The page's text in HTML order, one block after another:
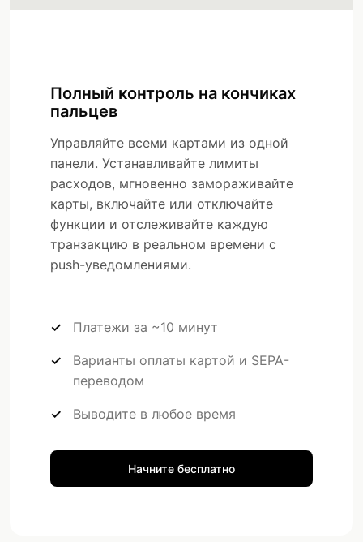
Полный контроль на кончиках
пальцев
Управляйте всеми картами из одной
панели. Устанавливайте лимиты
расходов, мгновенно замораживайте
карты, включайте или отключайте
функции и отслеживайте каждую
транзакцию в реальном времени с
push-уведомлениями.
Платежи за ~10 минут
Варианты оплаты картой и SEPA-
переводом
Выводите в любое время
Начните бесплатно